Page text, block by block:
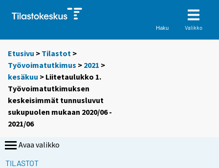
Haku Valikko
Etusivu > Tilastot >
Työvoimatutkimus > 2021 >
kesäkuu > Liitetaulukko 1.
Työvoimatutkimuksen
keskeisimmät tunnusluvut
sukupuolen mukaan 2020/06 -
2021/06
Avaa valikko
TILASTOT